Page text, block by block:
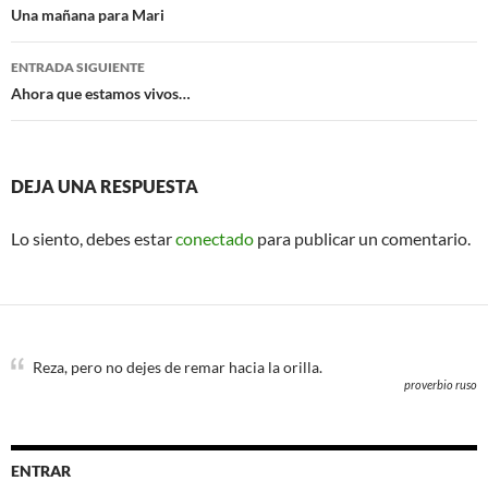
de
entradas
Una mañana para Mari
ENTRADA SIGUIENTE
Ahora que estamos vivos…
DEJA UNA RESPUESTA
Lo siento, debes estarconectado para publicar un comentario.
Reza, pero no dejes de remar hacia la orilla.
proverbio ruso
ENTRAR